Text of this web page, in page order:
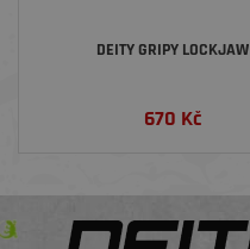
DEITY GRIPY LOCKJAW
670 Kč